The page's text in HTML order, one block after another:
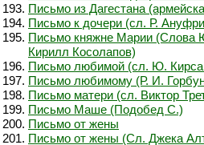
Письмо из Дагестана
Письмо к дочери (сл. Р.
Письмо княжне Марии (Слова
Кирилл Косолапов)
Письмо любимой (сл. Ю.
Письмо любимому (Р. И.
Письмо матери (сл. Виктор
Письмо Маше (Подобед С.)
Письмо от жены
Письмо от жены (Сл. Джека